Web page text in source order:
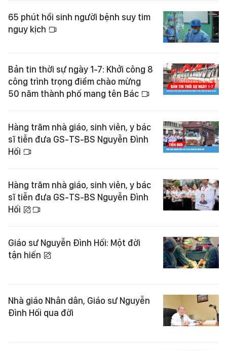
65 phút hồi sinh người bệnh suy tim
nguy kịch
Bản tin thời sự ngày 1-7: Khởi công 8
công trình trọng điểm chào mừng
50 năm thành phố mang tên Bác
Hàng trăm nhà giáo, sinh viên, y bác
sĩ tiễn đưa GS-TS-BS Nguyễn Đình
Hối
Hàng trăm nhà giáo, sinh viên, y bác
sĩ tiễn đưa GS-TS-BS Nguyễn Đình
Hối
Giáo sư Nguyễn Đình Hối: Một đời
tận hiến
Nhà giáo Nhân dân, Giáo sư Nguyễn
Đình Hối qua đời